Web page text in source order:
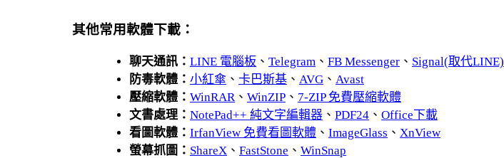
其他常用軟體下載：
聊天通訊： LINE 電腦板 、 Telegram、 FB Messenger、 Signal(取代LINE)
防毒軟體： 小紅傘 、 卡巴斯基、 AVG、 Avast
壓縮軟體： WinRAR、 WinZIP、 7-ZIP 免費壓縮軟體
文書處理： NotePad++ 純文字編輯器、 PDF24、 Office下載
看圖軟體： IrfanView 免費看圖軟體、 ImageGlass 、 XnView
螢幕抓圖： ShareX、 FastStone 、 WinSnap